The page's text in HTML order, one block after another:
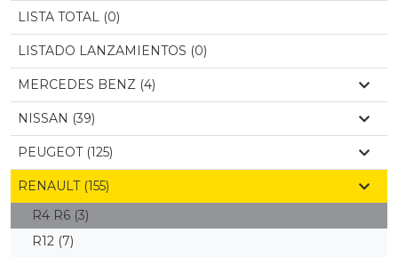
LISTA TOTAL (0)
LISTADO LANZAMIENTOS (0)
MERCEDES BENZ (4)
NISSAN (39)
PEUGEOT (125)
RENAULT (155)
R4 R6 (3)
R12 (7)